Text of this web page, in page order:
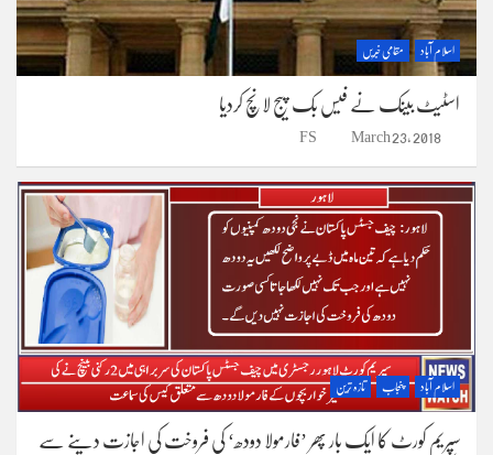
اسلام آباد مقامی خبریں
اسٹیٹ بینک نے فیس بک پیج لانچ کردیا
March 23, 2018
FS
اسلام آباد پنجاب تازہ ترین
سپریم کورٹ کا ایک بار پھر ’فارمولا دودھ‘ کی فروخت کی اجازت دینے سے